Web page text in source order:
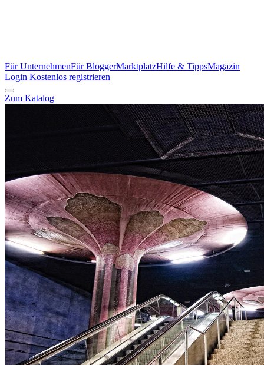
Für UnternehmenFür BloggerMarktplatzHilfe & TippsMagazin
Login Kostenlos registrieren
Zum Katalog